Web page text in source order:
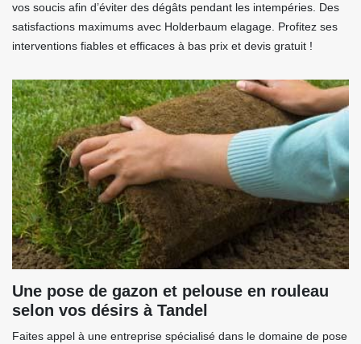
vos soucis afin d’éviter des dégâts pendant les intempéries. Des
satisfactions maximums avec Holderbaum elagage. Profitez ses
interventions fiables et efficaces à bas prix et devis gratuit !
Une pose de gazon et pelouse en rouleau
selon vos désirs à Tandel
Faites appel à une entreprise spécialisé dans le domaine de pose